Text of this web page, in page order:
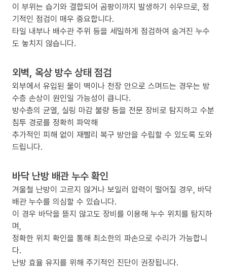
이 부위는 습기와 결합되어 곰팡이까지 발생하기 쉬우므로, 정
기적인 점검이 매우 중요합니다.
타일 내부나 배수관 주위 등을 세밀하게 점검하여 숨겨진 누수
도 놓치지 않습니다.
외벽, 옥상 방수 상태 점검
외부에서 유입된 물이 벽이나 천장 안으로 스며드는 경우는 방
수층 손상이 원인일 가능성이 큽니다.
방수층의 균열, 실링 마감 불량 등을 전문 장비로 탐지하고 수분
침투 경로를 정확히 파악해
추가적인 피해 없이 재빨리 복구 방안을 수립할 수 있도록 도와
드립니다.
바닥 난방 배관 누수 확인
겨울철 난방이 고르지 않거나 보일러 압력이 떨어질 경우, 바닥
배관 누수를 의심할 수 있습니다.
이 경우 바닥을 뜯지 않고도 장비를 이용해 누수 위치를 탐지하
며,
정확한 위치 확인을 통해 최소한의 파손으로 수리가 가능합니
다.
난방 효율 유지를 위해 주기적인 진단이 권장됩니다.